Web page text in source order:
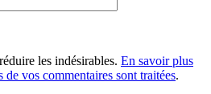
les indésirables. En savoir plus
vos commentaires sont traitées.